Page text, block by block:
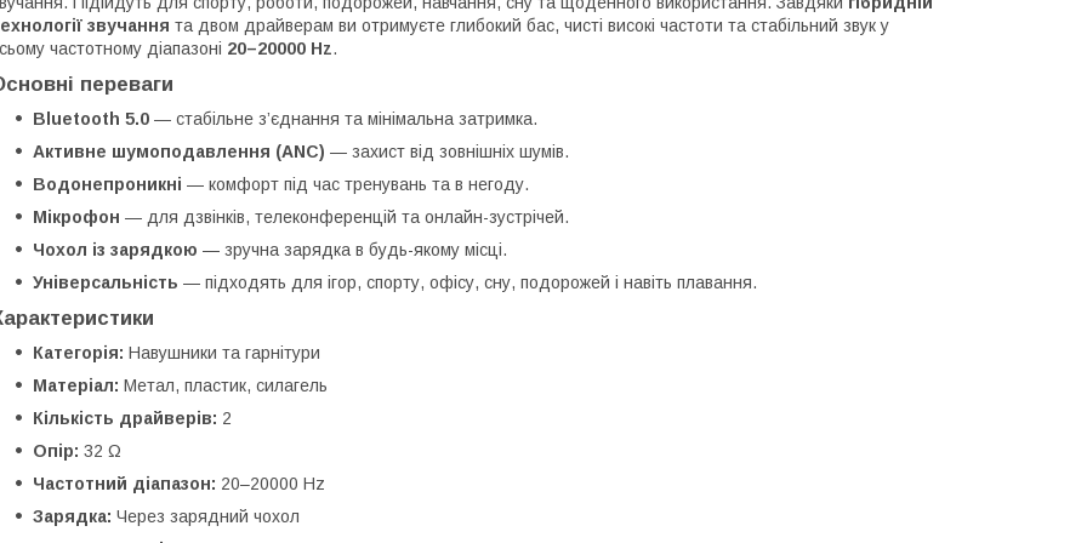
звучання та двом драйверам ви отримуєте глибокий бас, чисті високі частоти та стабільний звук у
частотному діапазоні 20–20000 Hz.
переваги
Bluetooth 5.0 — стабільне з’єднання та мінімальна затримка.
Активне шумоподавлення (ANC) — захист від зовнішніх шумів.
Водонепроникні — комфорт під час тренувань та в негоду.
Мікрофон — для дзвінків, телеконференцій та онлайн-зустрічей.
Чохол із зарядкою — зручна зарядка в будь-якому місці.
Універсальність — підходять для ігор, спорту, офісу, сну, подорожей і навіть плавання.
Категорія: Навушники та гарнітури
Матеріал: Метал, пластик, силагель
Кількість драйверів: 2
Опір: 32 Ω
Частотний діапазон: 20–20000 Hz
Зарядка: Через зарядний чохол